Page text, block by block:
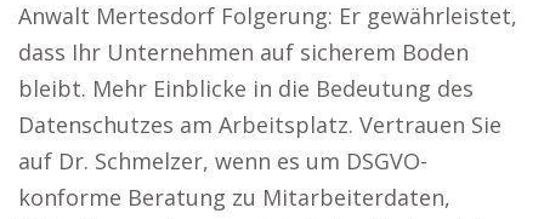
Anwalt Mertesdorf Folgerung: Er gewährleistet,
dass Ihr Unternehmen auf sicherem Boden
bleibt. Mehr Einblicke in die Bedeutung des
Datenschutzes am Arbeitsplatz. Vertrauen Sie
auf Dr. Schmelzer, wenn es um DSGVO-
konforme Beratung zu Mitarbeiterdaten,